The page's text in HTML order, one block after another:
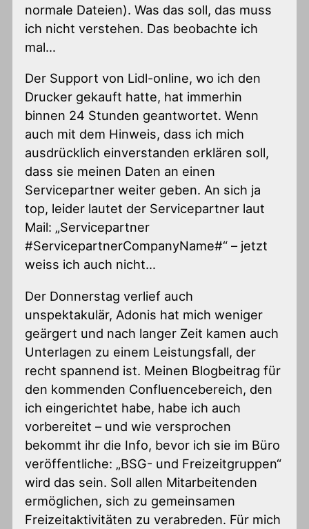
normale Dateien). Was das soll, das muss
ich nicht verstehen. Das beobachte ich
mal…
Der Support von Lidl-online, wo ich den
Drucker gekauft hatte, hat immerhin
binnen 24 Stunden geantwortet. Wenn
auch mit dem Hinweis, dass ich mich
ausdrücklich einverstanden erklären soll,
dass sie meinen Daten an einen
Servicepartner weiter geben. An sich ja
top, leider lautet der Servicepartner laut
Mail: „Servicepartner
#ServicepartnerCompanyName#“ – jetzt
weiss ich auch nicht…
Der Donnerstag verlief auch
unspektakulär, Adonis hat mich weniger
geärgert und nach langer Zeit kamen auch
Unterlagen zu einem Leistungsfall, der
recht spannend ist. Meinen Blogbeitrag für
den kommenden Confluencebereich, den
ich eingerichtet habe, habe ich auch
vorbereitet – und wie versprochen
bekommt ihr die Info, bevor ich sie im Büro
veröffentliche: „BSG- und Freizeitgruppen“
wird das sein. Soll allen Mitarbeitenden
ermöglichen, sich zu gemeinsamen
Freizeitaktivitäten zu verabreden. Für mich